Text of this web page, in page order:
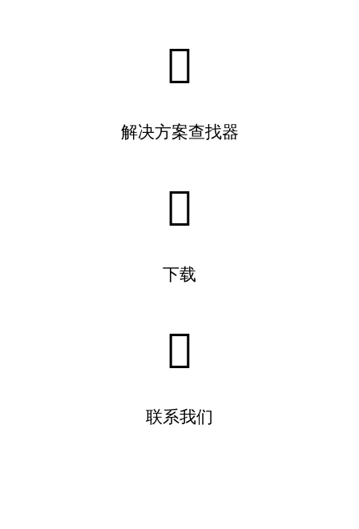
解决方案查找器
下载
联系我们